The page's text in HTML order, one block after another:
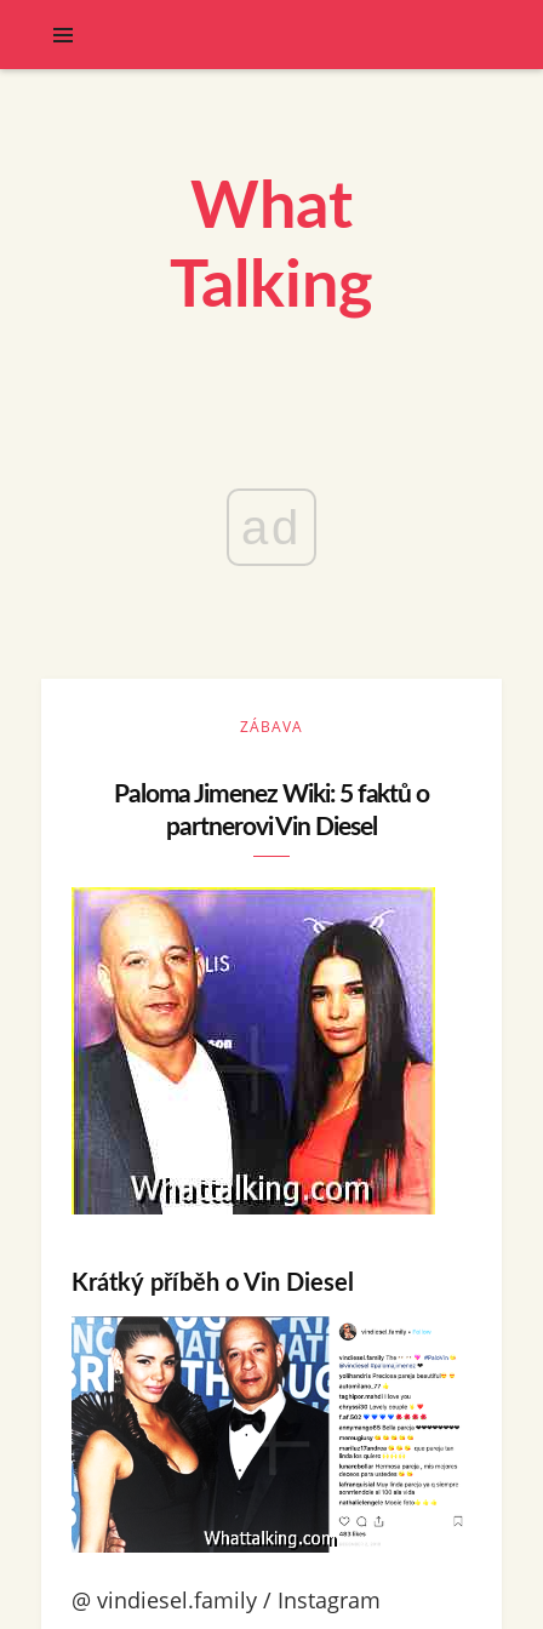
What
Talking
ad
ZÁBAVA
Paloma Jimenez Wiki: 5 faktů o
partnerovi Vin Diesel
Krátký příběh o Vin Diesel
@ vindiesel.family / Instagram